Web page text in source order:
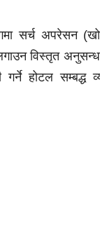
सर्च अपरेसन
विस्तृत
होटल सम्बद्ध